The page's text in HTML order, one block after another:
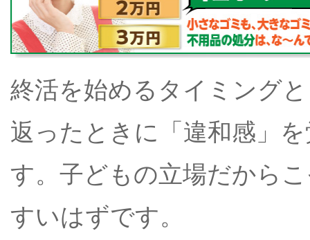
終活を始めるタイミング
返ったときに「違和感」
す。子どもの立場だから
すいはずです。